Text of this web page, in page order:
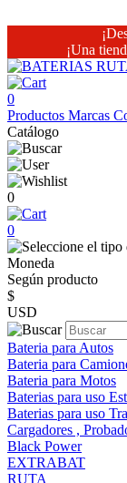
¡Una
0
Productos Marcas
Catálogo
0
0
Moneda
Según producto
$
USD
Bateria para Autos
Bateria para
Bateria para Motos
Baterias para uso
Baterias para uso
Cargadores ,
Black Power
EXTRABAT
RUTA